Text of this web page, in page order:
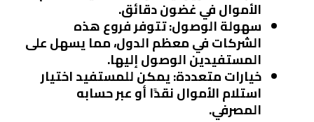
الأموال في غضون دقائق.
سهولة الوصول: تتوفر فروع هذه
الشركات في معظم الدول، مما يسهل على
المستفيدين الوصول إليها.
خيارات متعددة: يمكن للمستفيد اختيار
استلام الأموال نقدًا أو عبر حسابه
المصرفي.